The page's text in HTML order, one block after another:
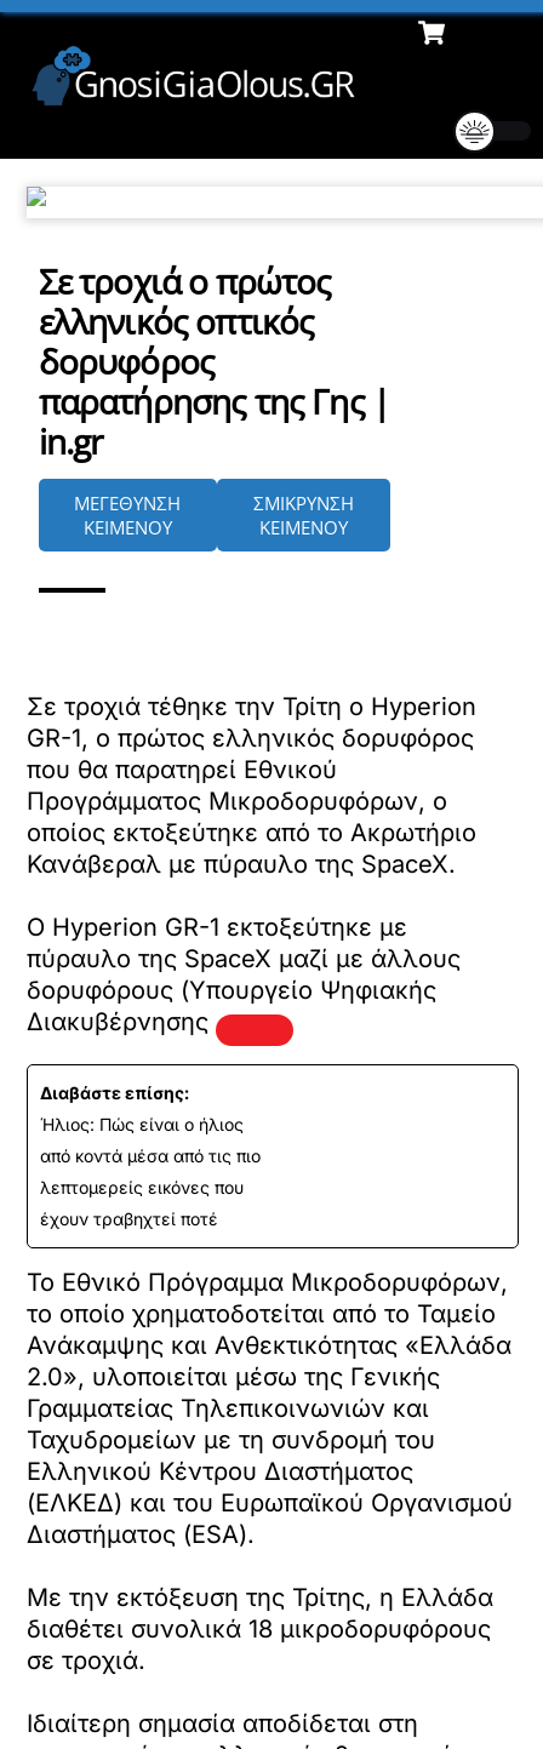
Skip
content
Cart
Σε τροχιά ο πρώτος
ελληνικός οπτικός
δορυφόρος
παρατήρησης της Γης |
in.gr
ΜΕΓΕΘΥΝΣΗ
ΚΕΙΜΕΝΟΥ
ΣΜΙΚΡΥΝΣΗ
ΚΕΙΜΕΝΟΥ
Σε τροχιά τέθηκε την Τρίτη ο Hyperion
GR-1, ο πρώτος ελληνικός δορυφόρος
που θα παρατηρεί Εθνικού
Προγράμματος Μικροδορυφόρων, ο
οποίος εκτοξεύτηκε από το Ακρωτήριο
Κανάβεραλ με πύραυλο της SpaceX.
Ο Hyperion GR-1 εκτοξεύτηκε με
πύραυλο της SpaceX μαζί με άλλους
δορυφόρους (Υπουργείο Ψηφιακής
Διακυβέρνησης
Διαβάστε επίσης:
Ήλιος: Πώς είναι ο ήλιος
από κοντά μέσα από τις πιο
λεπτομερείς εικόνες που
έχουν τραβηχτεί ποτέ
Το Εθνικό Πρόγραμμα Μικροδορυφόρων,
το οποίο χρηματοδοτείται από το Ταμείο
Ανάκαμψης και Ανθεκτικότητας «Ελλάδα
2.0», υλοποιείται μέσω της Γενικής
Γραμματείας Τηλεπικοινωνιών και
Ταχυδρομείων με τη συνδρομή του
Ελληνικού Κέντρου Διαστήματος
(ΕΛΚΕΔ) και του Ευρωπαϊκού Οργανισμού
Διαστήματος (ESA).
Με την εκτόξευση της Τρίτης, η Ελλάδα
διαθέτει συνολικά 18 μικροδορυφόρους
σε τροχιά.
Ιδιαίτερη σημασία αποδίδεται στη